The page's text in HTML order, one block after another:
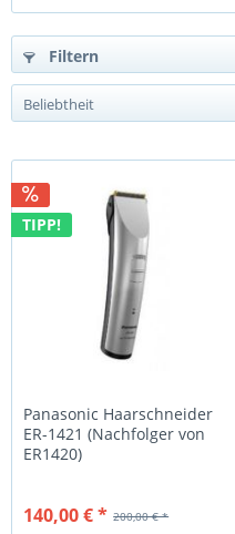
Filtern
TIPP!
Panasonic Haarschneider
ER-1421 (Nachfolger von
ER1420)
200,00 € *
140,00 € *